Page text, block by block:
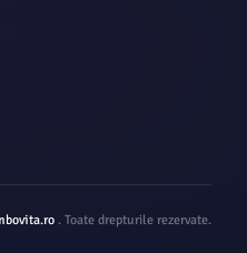
. Toate drepturile rezervate.